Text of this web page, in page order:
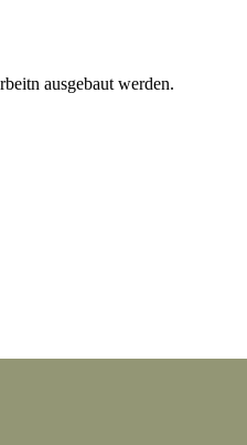
ausgebaut werden.